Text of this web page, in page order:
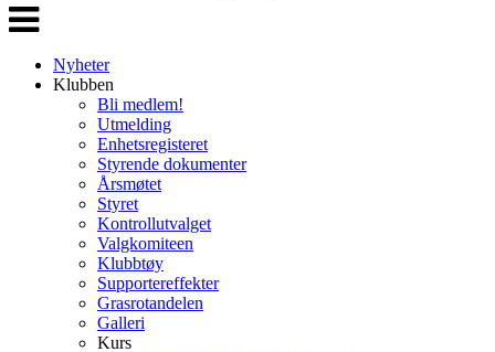
Veksle
navigasjon
Nyheter
Klubben
Bli medlem!
Utmelding
Enhetsregisteret
Styrende dokumenter
Årsmøtet
Styret
Kontrollutvalget
Valgkomiteen
Klubbtøy
Supportereffekter
Grasrotandelen
Galleri
Kurs